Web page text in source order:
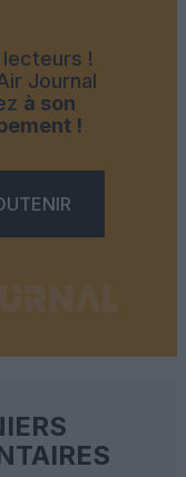
!
Journal
à son
!